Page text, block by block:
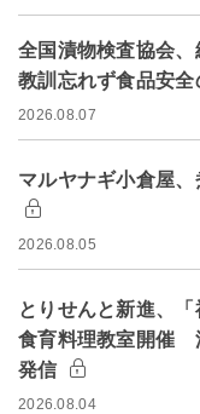
全国漬物検査協会
教訓忘れず食品安全
2026.08.07
マルヤナギ小倉屋
2026.08.05
とりせんと新進、
食育料理教室開催
発信
2026.08.04